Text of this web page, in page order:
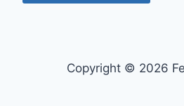
Copyright © 2026